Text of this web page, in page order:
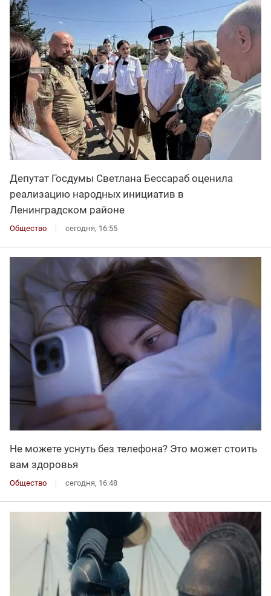
Депутат Госдумы Светлана Бессараб оценила
реализацию народных инициатив в
Ленинградском районе
Общество сегодня, 16:55
Не можете уснуть без телефона? Это может стоить
вам здоровья
Общество сегодня, 16:48